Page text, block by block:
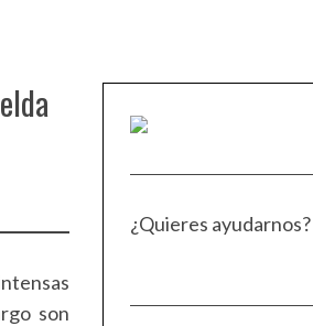
son
¿Quieres ayudarnos?